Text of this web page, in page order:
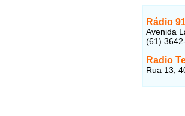
Rádio
Avenida
(61)
Radio
Rua 13,